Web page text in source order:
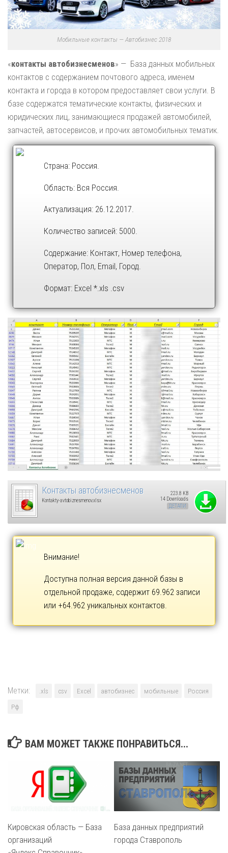
Мобильные контакты — Автобизнес 2018
«контакты автобизнесменов» — База данных мобильных
контактов с содержанием почтового адреса, именем
контакта и города в котором предоставляет свои услуги. В
базе содержатся тематические контакты, физических и
юридических лиц, занимающиеся продажей автомобилей,
запчастей, автосервисов, и прочих автомобильных тематик.
Страна: Россия.
Область: Вся Россия.
Актуализация: 26.12.2017.
Количество записей: 5000.
Содержание: Контакт, Номер телефона,
Оператор, Пол, Email, Город.
Формат: Excel *.xls .csv
Контакты автобизнесменов
Kontakty-avtobiznesmenov.xlsx
223.8 KB
14 Downloads
ДЕТАЛИ
Внимание!
Доступна полная версия данной базы в
отдельной продаже, содержит 69.962 записи
или +64.962 уникальных контактов.
Метки: .xls csv Excel автобизнес мобильные
Россия
Рф
ВАМ МОЖЕТ ТАКЖЕ ПОНРАВИТЬСЯ...
Кировская область — База
организаций
База данных предприятий
города Ставрополь